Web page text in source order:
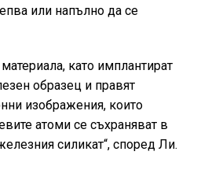
или напълно да се
като имплантират
образец и правят
изображения, които
атоми се съхраняват в
силикат“, според Ли.